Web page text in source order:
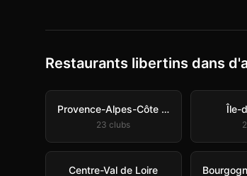
Restaurants libertins dans
Provence-Alpes-Côte d'Azur
23 clubs
Île-
Centre-Val de Loire